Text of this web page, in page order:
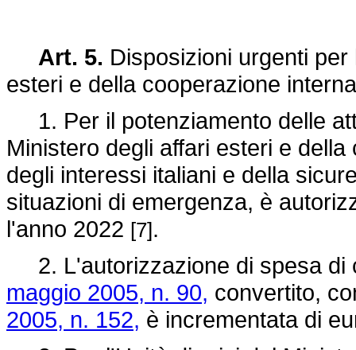
Art. 5. Disposizioni urgenti
esteri e della cooperazione
1. Per il potenziamento delle
Ministero degli affari esteri e
degli interessi italiani e della
situazioni di emergenza, è
l'anno 2022 [7].
2. L'autorizzazione di spesa di
maggio 2005, n. 90, convertito,
2005, n. 152, è incrementata di